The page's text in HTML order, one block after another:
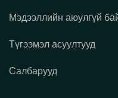
Мэдээллийн аюулгүй
Түгээмэл асуултууд
Салбарууд